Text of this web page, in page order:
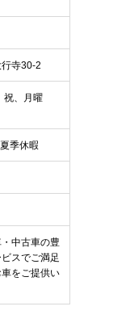
寺30-2
祝、月曜
季休暇
中古車の豊
スでご満足
をご提供い